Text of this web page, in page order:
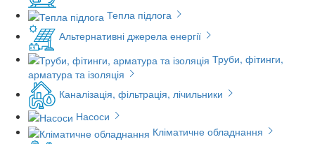
Тепла підлога
Альтернативні джерела енергії
Труби, фітинги,
арматура та ізоляція
Каналізація, фільтрація, лічильники
Насоси
Кліматичне обладнання